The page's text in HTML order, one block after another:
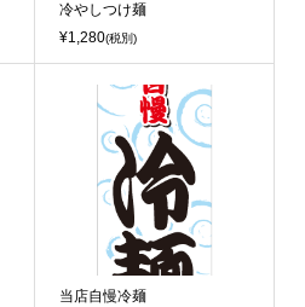
冷やしつけ麺
¥1,280(税別)
当店自慢冷麺